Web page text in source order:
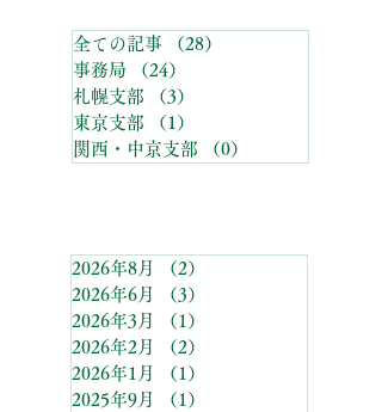
全ての記事 （28）
事務局
（24）
札幌支部
（3）
東京支部
（1）
関西・中京支部
（0）
2026年8月 （2）
2026年6月
（3）
2026年3月
（1）
2026年2月
（2）
2026年1月
（1）
2025年9月
（1）